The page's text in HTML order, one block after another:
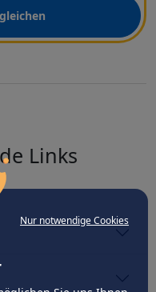
Nur notwendige Cookies
Links